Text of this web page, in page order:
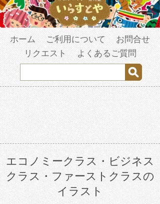
ホーム ご利用について
お問合せ
リクエスト
よくあるご質問
エコノミークラス・ビジネス
クラス・ファーストクラスの
イラスト